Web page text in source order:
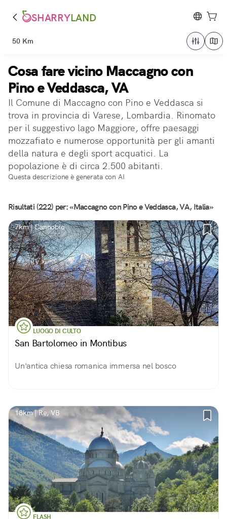
SHARRYLAND
50 Km
Cosa fare vicino Maccagno con
Pino e Veddasca, VA
Il Comune di Maccagno con Pino e Veddasca si
trova in provincia di Varese, Lombardia. Rinomato
per il suggestivo lago Maggiore, offre paesaggi
mozzafiato e numerose opportunità per gli amanti
della natura e degli sport acquatici. La
popolazione è di circa 2.500 abitanti.
Questa descrizione è generata con AI
Risultati (222) per: «Maccagno con Pino e Veddasca, VA, Italia»
7km | Cannobio
LUOGO DI CULTO
San Bartolomeo in Montibus
Un'antica chiesa romanica immersa nel bosco
18km | Re, VB
FLASH